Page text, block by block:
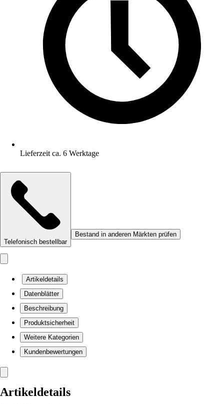
Lieferzeit ca. 6 Werktage
Telefonisch bestellbar
Bestand in anderen Märkten prüfen
Artikeldetails
Datenblätter
Beschreibung
Produktsicherheit
Weitere Kategorien
Kundenbewertungen
Artikeldetails